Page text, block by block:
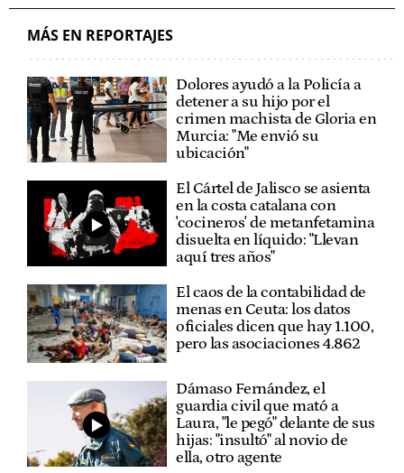
MÁS EN REPORTAJES
Dolores ayudó a la Policía a
detener a su hijo por el
crimen machista de Gloria en
Murcia: "Me envió su
ubicación"
El Cártel de Jalisco se asienta
en la costa catalana con
'cocineros' de metanfetamina
disuelta en líquido: "Llevan
aquí tres años"
El caos de la contabilidad de
menas en Ceuta: los datos
oficiales dicen que hay 1.100,
pero las asociaciones 4.862
Dámaso Fernández, el
guardia civil que mató a
Laura, "le pegó" delante de sus
hijas: "insultó" al novio de
ella, otro agente